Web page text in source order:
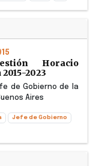
Horacio
2023
de Gobierno de la
Aires
Jefe de Gobierno